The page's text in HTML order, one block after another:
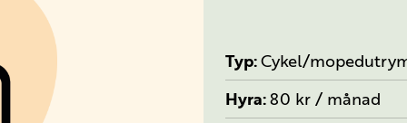
Typ Cykel/
Hyra 80 kr / månad